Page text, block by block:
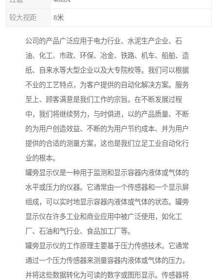
较大视距 8米
公司的产品广泛应用于电力行业、水泥生产企业、石
油、化工、市政、环保、冶金、铁路、机车、船舶、造
纸、自来水等大型企业以及大专院校等。我们可以根据
不业的工艺特点，为客户提供的自动化解决方案。服务
至上、顾客满意是我们工作的宗旨。在不断发展过程
中，我们将继续努力，与时俱进，以的产品质量、不断
的为用户创造效益、不断的为用户节约成本、并为用户
提供的合适的测量方案，这也是我们立足工业自动化行
业的根本。
罐旁显示仪是一种用于监测和显示容器内液体或气体的
水平或压力的仪器。它通常由一个传感器和一个显示屏
组成，可以实时地显示容器内液体或气体的状态。罐旁
显示仪在许多工业和商业应用中被广泛使用，如化工
厂、石油和气行业、食品加工厂等。
罐旁显示仪的工作原理主要基于压力传感技术。它通常
通过一个压力传感器来测量容器内液体或气体的压力，
并将这些数据转化为可读的数字或图形显示。传感器将